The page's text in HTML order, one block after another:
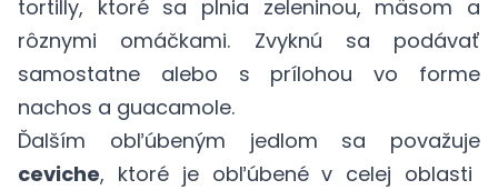
tortilly, ktoré sa plnia zeleninou, mäsom a
rôznymi omáčkami. Zvyknú sa podávať
samostatne alebo s prílohou vo forme
nachos a guacamole.
Ďalším obľúbeným jedlom sa považuje
ceviche, ktoré je obľúbené v celej oblasti